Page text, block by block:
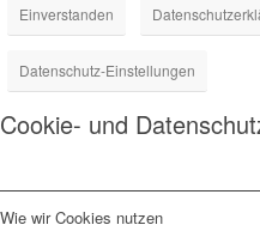
Einverstanden
Datenschutz-Einstellungen
Cookie- und
Wie wir Cookies nutzen